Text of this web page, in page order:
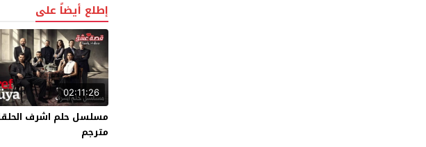
إطلع أيضاً على
02:11:26
مترجم